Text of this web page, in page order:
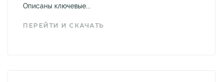
Описаны ключевые...
ПЕРЕЙТИ И СКАЧАТЬ